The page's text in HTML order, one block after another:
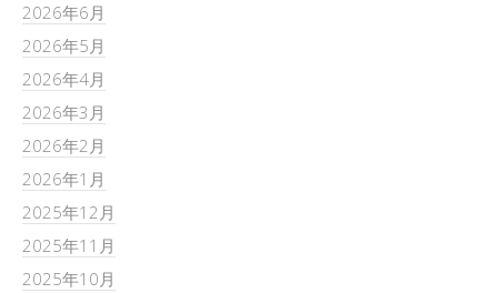
2026年6月
2026年5月
2026年4月
2026年3月
2026年2月
2026年1月
2025年12月
2025年11月
2025年10月